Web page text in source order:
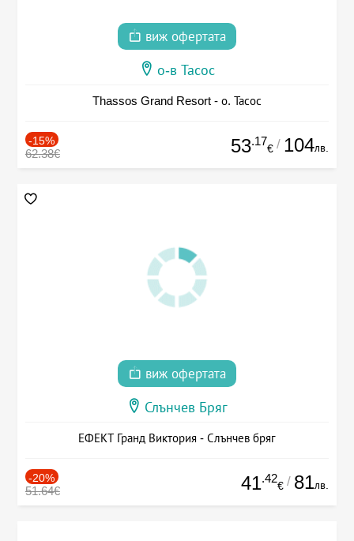
виж офертата
о-в Тасос
Thassos Grand Resort - о. Тасос
-15%
62.38€ 53.17
€ / 104лв.
виж офертата
Слънчев Бряг
ЕФЕКТ Гранд Виктория - Слънчев бряг
-20%
51.64€ 41.42
€ / 81лв.